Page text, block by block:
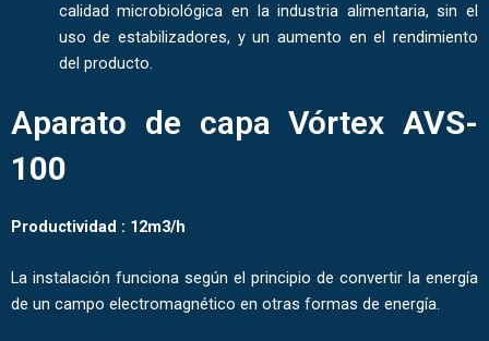
calidad microbiológica en la industria alimentaria, sin el
uso de estabilizadores, y un aumento en el rendimiento
del producto.
Aparato de capa Vórtex AVS-
100
Productividad : 12m3/h
La instalación funciona según el principio de convertir la energía
de un campo electromagnético en otras formas de energía.